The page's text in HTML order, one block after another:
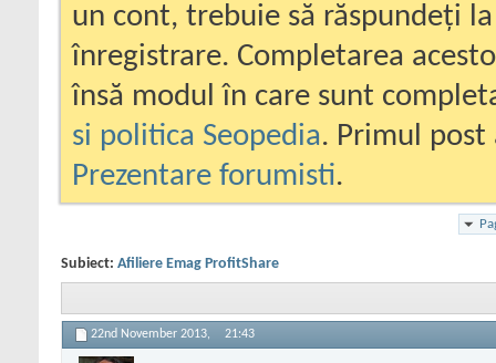
un cont, trebuie să răspundeți
înregistrare. Completarea
însă modul în care sunt
si politica Seopedia. Primul
Prezentare forumisti.
Subiect: Afiliere Emag ProfitShare
22nd November 2013, 21:43